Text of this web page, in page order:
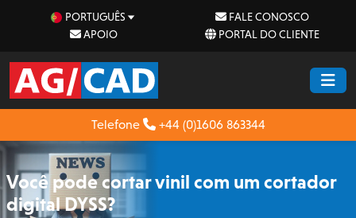
PORTUGUÊS
FALE CONOSCO
APOIO
PORTAL DO CLIENTE
Telefone +44 (0)1606 863344
Você pode cortar vinil com um cortador
digital DYSS?